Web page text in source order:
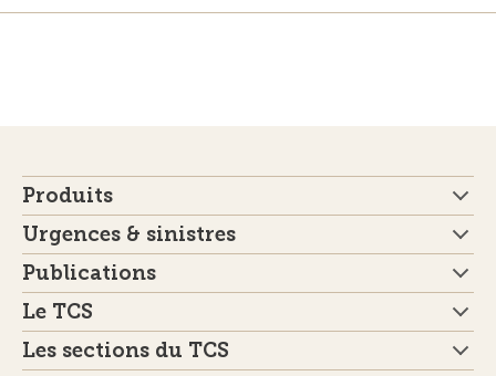
Produits
Urgences & sinistres
Publications
Le TCS
Les sections du TCS